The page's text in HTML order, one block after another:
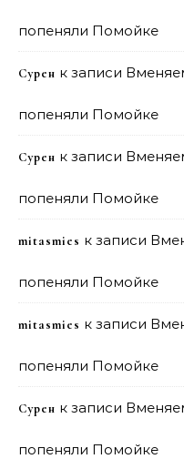
попеняли Помойке
Сурен к записи
попеняли Помойке
Сурен к записи
попеняли Помойке
mitasmies к записи
попеняли Помойке
mitasmies к записи
попеняли Помойке
Сурен к записи
попеняли Помойке